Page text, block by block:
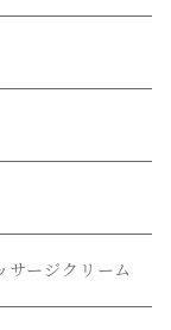
ージクリーム